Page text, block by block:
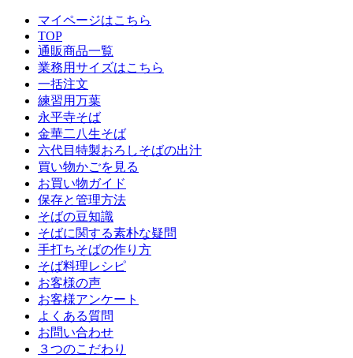
マイページはこちら
TOP
通販商品一覧
業務用サイズはこちら
一括注文
練習用万葉
永平寺そば
金華二八生そば
六代目特製おろしそばの出汁
買い物かごを見る
お買い物ガイド
保存と管理方法
そばの豆知識
そばに関する素朴な疑問
手打ちそばの作り方
そば料理レシピ
お客様の声
お客様アンケート
よくある質問
お問い合わせ
３つのこだわり